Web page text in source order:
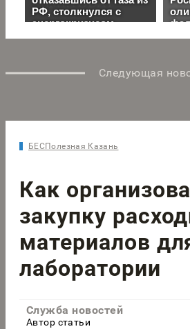
Следующая
БЕСПолезная Казань
Как
закупку
материалов
лаборатории
Служба новостей
Автор статьи